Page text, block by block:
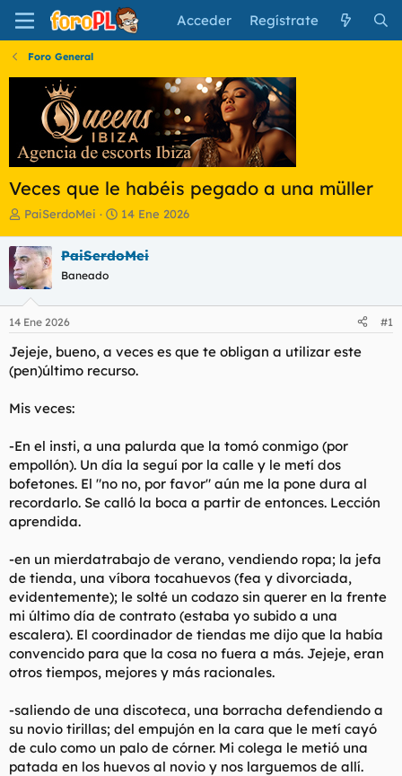
Acceder Regístrate
Foro General
Veces que le habéis pegado a una müller
I
i
c
i
a
d
o
d
e
t
a
PaiSerdoMei
F
h
e
i
c
14 Ene 2026
PaiSerdoMei
Baneado
14 Ene 2026 #1
Jejeje, bueno, a veces es que te obligan a utilizar este
(pen)último recurso.
Mis veces:
-En el insti, a una palurda que la tomó conmigo (por
empollón). Un día la seguí por la calle y le metí dos
bofetones. El "no no, por favor" aún me la pone dura al
recordarlo. Se calló la boca a partir de entonces. Lección
aprendida.
-en un mierdatrabajo de verano, vendiendo ropa; la jefa
de tienda, una víbora tocahuevos (fea y divorciada,
evidentemente); le solté un codazo sin querer en la frente
mi último día de contrato (estaba yo subido a una
escalera). El coordinador de tiendas me dijo que la había
convencido para que la cosa no fuera a más. Jejeje, eran
otros tiempos, mejores y más racionales.
-saliendo de una discoteca, una borracha defendiendo a
su novio tirillas; del empujón en la cara que le metí cayó
de culo como un palo de córner. Mi colega le metió una
patada en los huevos al novio y nos larguemos de allí.